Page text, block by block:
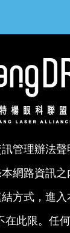
管理辦法
網路資訊之
方式，進
在此限。任